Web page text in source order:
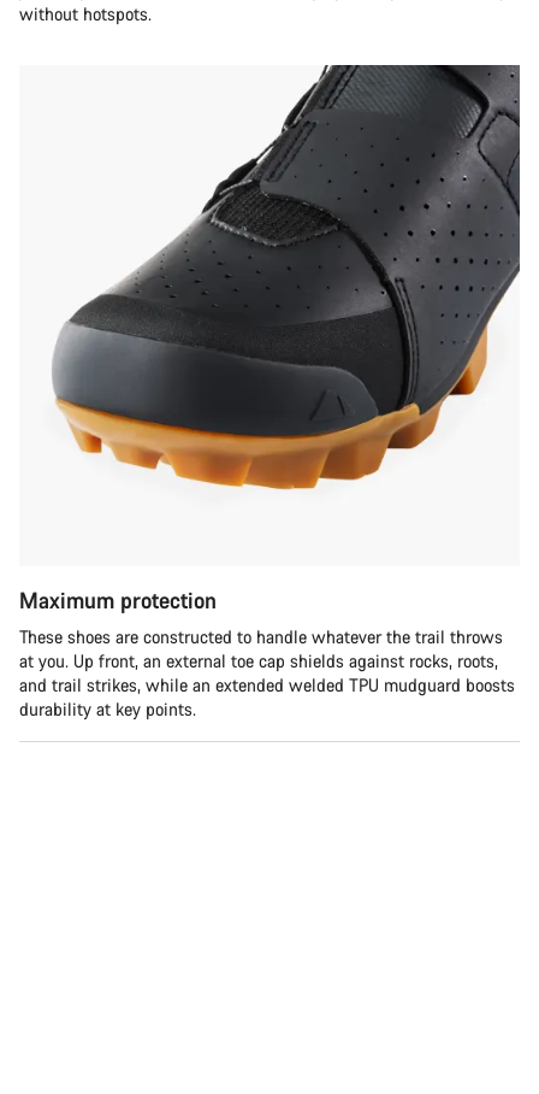
without hotspots.
Maximum protection
These shoes are constructed to handle whatever the trail throws
at you. Up front, an external toe cap shields against rocks, roots,
and trail strikes, while an extended welded TPU mudguard boosts
durability at key points.
responder às tuas perguntas.
Iniciar Chat
Fechar